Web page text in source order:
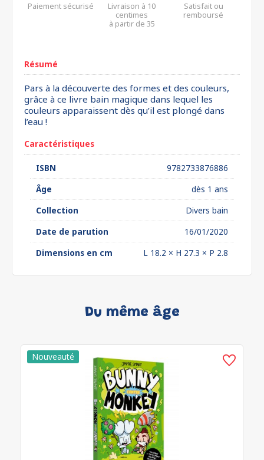
Paiement sécurisé
Livraison à 10
centimes
à partir de 35
Satisfait ou
remboursé
Résumé
Pars à la découverte des formes et des couleurs,
grâce à ce livre bain magique dans lequel les
couleurs apparaissent dès qu’il est plongé dans
l’eau !
Caractéristiques
ISBN
9782733876886
Âge
dès 1 ans
Collection
Divers bain
Date de parution
16/01/2020
Dimensions en cm
L 18.2 × H 27.3 × P 2.8
Du même âge